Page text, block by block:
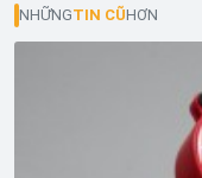
NHỮNGTIN CŨHƠN